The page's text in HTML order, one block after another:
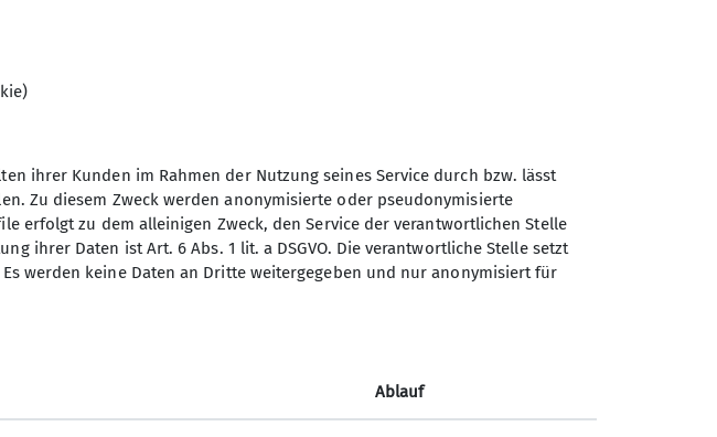
Sektion Prien am Chiemsee
des Deutschen Alpenvereins
e.V.
Buchenstraße 17
Kontakt
ihrer Kunden im Rahmen der Nutzung seines Service durch bzw. lässt
Zu diesem Zweck werden anonymisierte oder pseudonymisierte
erfolgt zu dem alleinigen Zweck, den Service der verantwortlichen Stelle
ihrer Daten ist Art. 6 Abs. 1 lit. a DSGVO. Die verantwortliche Stelle setzt
werden keine Daten an Dritte weitergegeben und nur anonymisiert für
Ablauf